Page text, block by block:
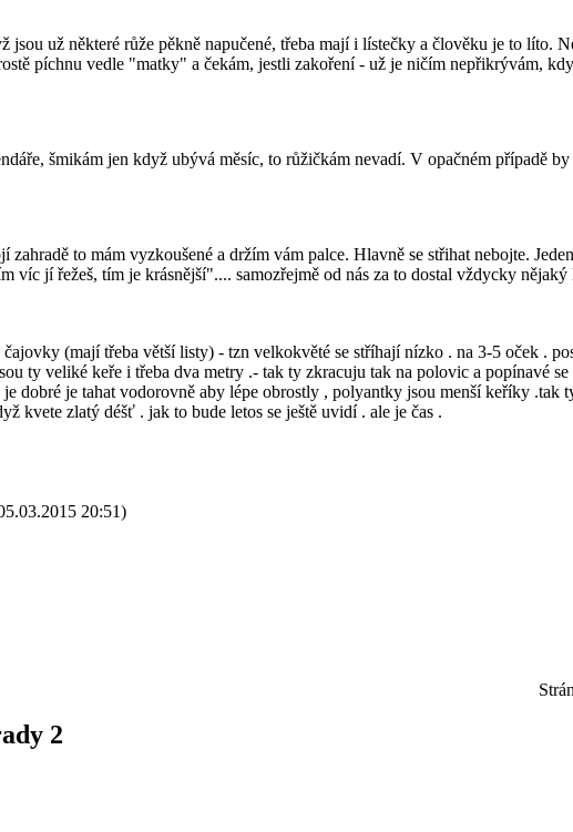
jsou už některé růže pěkně napučené, třeba mají i lístečky a člověku je to líto.
píchnu vedle "matky" a čekám, jestli zakoření - už je ničím nepřikrývám,
šmikám jen když ubývá měsíc, to růžičkám nevadí. V opačném případě
to mám vyzkoušené a držím vám palce. Hlavně se střihat nebojte.
víc jí řežeš, tím je krásnější".... samozřejmě od nás za to dostal vždycky
(mají třeba větší listy) - tzn velkokvěté se stříhají nízko . na 3-5 oček .
ty veliké keře i třeba dva metry .- tak ty zkracuju tak na polovic a popínavé se
dobré je tahat vodorovně aby lépe obrostly , polyantky jsou menší keříky .tak
kvete zlatý déšť . jak to bude letos se ještě uvidí . ale je čas .
20:51)
2